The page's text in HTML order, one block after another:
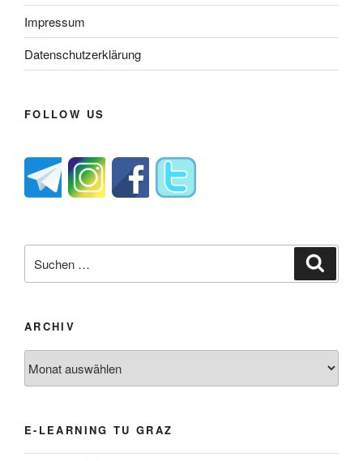
Impressum
Datenschutzerklärung
FOLLOW US
nach:
ARCHIV
E-LEARNING TU GRAZ